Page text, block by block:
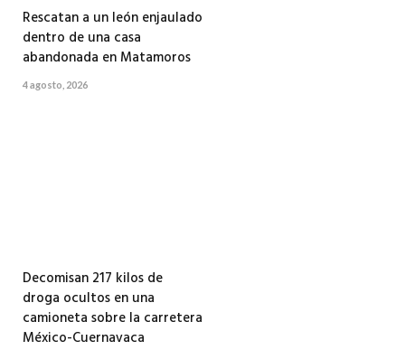
Rescatan a un león enjaulado
dentro de una casa
abandonada en Matamoros
4 agosto, 2026
Decomisan 217 kilos de
droga ocultos en una
camioneta sobre la carretera
México-Cuernavaca